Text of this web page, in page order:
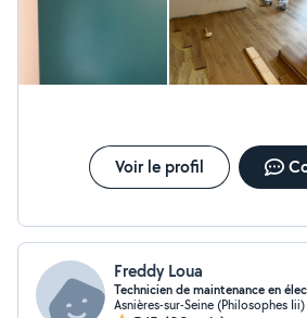
Voir le profil
Freddy Loua
Technicien de maintenance en
Asnières-sur-Seine (Philosophes Iii)